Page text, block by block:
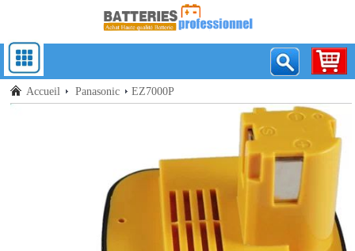
Accueil Panasonic EZ7000P